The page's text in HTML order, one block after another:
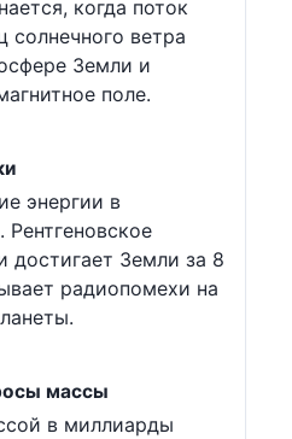
когда поток
солнечного ветра
Земли и
поле.
энергии в
достигает Земли за 8
радиопомехи на
массы
в миллиарды